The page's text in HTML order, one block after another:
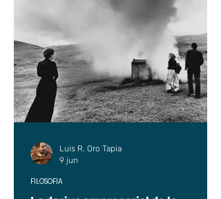
FILOSOFÍA
Luis R. Oro Tapia
9 jun